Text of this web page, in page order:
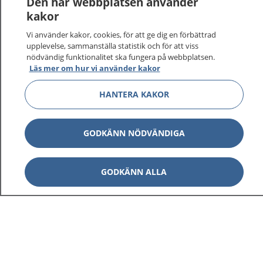
På 1177.se får du råd om hälsa och information om
sjukdomar och vilka mottagningar du kan kontakta.
Logga in för att läsa din journal och göra dina
vårdärenden. Ring telefonnummer 1177 för
sjukvårdsrådgivning dygnet runt.
1177 ger dig råd när du vill må bättre.
1177 på flera språk Visa
kakor
Vi använder kakor, cookies, för att ge dig en förbättrad
upplevelse, sammanställa statistik och för att viss
nödvändig funktionalitet ska fungera på webbplatsen.
Läs mer om hur vi använder kakor
HANTERA KAKOR
GODKÄNN NÖDVÄNDIGA
GODKÄNN ALLA